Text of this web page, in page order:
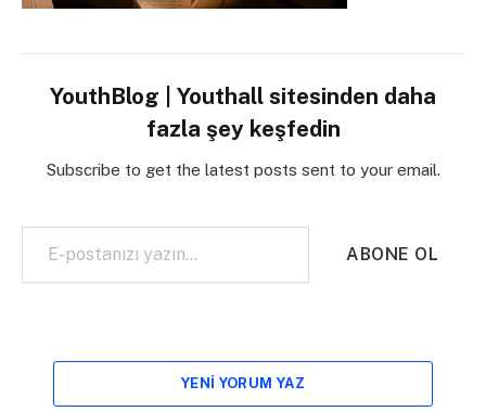
YouthBlog | Youthall sitesinden daha
fazla şey keşfedin
Subscribe to get the latest posts sent to your email.
E-postanızı yazın…
ABONE OL
YENI YORUM YAZ